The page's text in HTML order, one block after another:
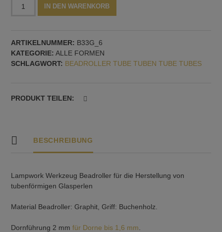
extra
klein,
Modell
Menge
IN DEN WARENKORB
ARTIKELNUMMER: B33G_6
KATEGORIE: ALLE FORMEN
SCHLAGWORT: BEADROLLER TUBE TUBEN TUBE TUBES
PRODUKT TEILEN:
BESCHREIBUNG
Lampwork Werkzeug Beadroller für die Herstellung von
tubenförmigen Glasperlen
Material Beadroller: Graphit, Griff: Buchenholz.
Dornführung 2 mmfür Dorne bis 1,6 mm